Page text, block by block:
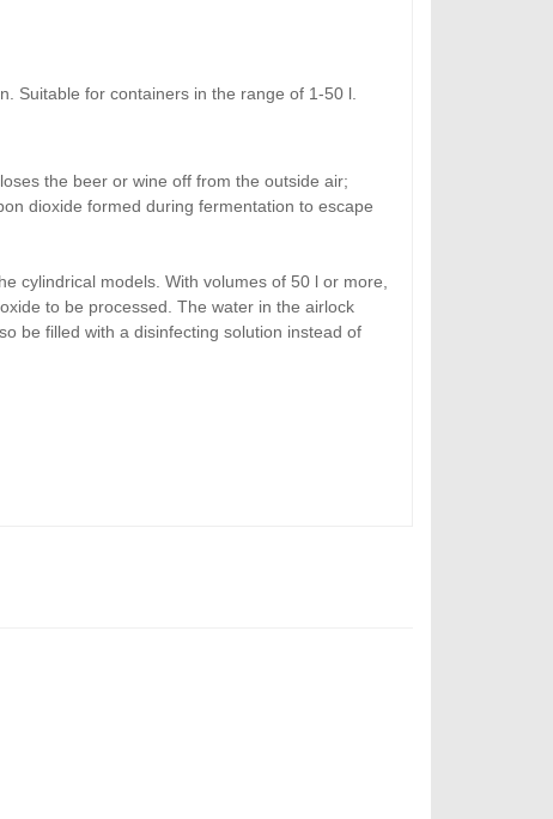
Suitable for containers in the range of 1-50 l.
the beer or wine off from the outside air;
dioxide formed during fermentation to escape
cylindrical models. With volumes of 50 l or more,
to be processed. The water in the airlock
be filled with a disinfecting solution instead of